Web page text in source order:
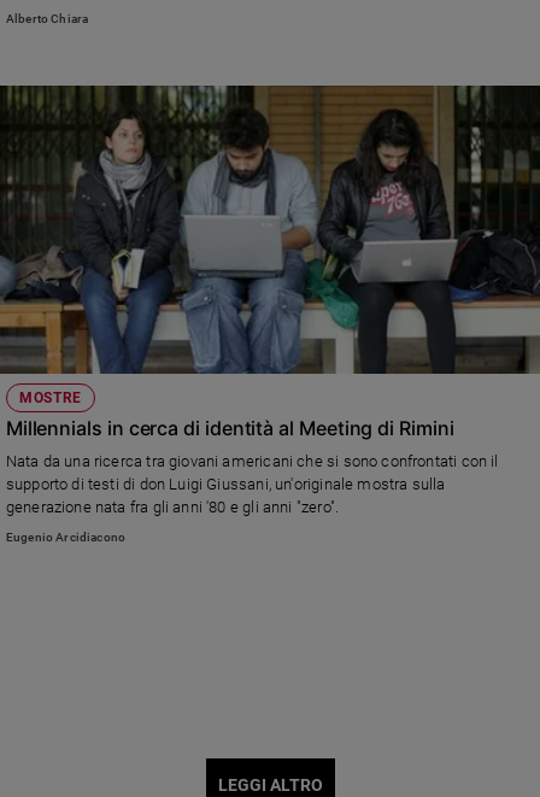
e tavole rotonde, 12 esposizioni e 23 spettacoli.
Alberto Chiara
MOSTRE
Millennials in cerca di identità al Meeting di Rimini
Nata da una ricerca tra giovani americani che si sono confrontati con il
supporto di testi di don Luigi Giussani, un'originale mostra sulla
generazione nata fra gli anni '80 e gli anni "zero".
Eugenio Arcidiacono
LEGGI ALTRO